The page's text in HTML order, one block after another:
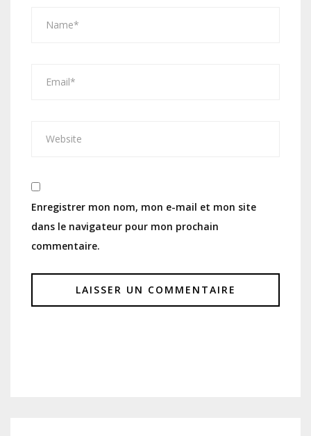
Enregistrer mon nom, mon e-mail et mon site
dans le navigateur pour mon prochain
commentaire.